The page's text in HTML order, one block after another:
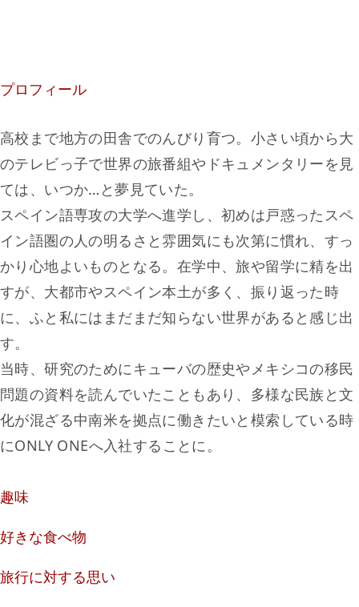
プロフィール
高校まで地方の田舎でのんびり育つ。小さい頃から大
のテレビっ子で世界の旅番組やドキュメンタリーを見
ては、いつか…と夢見ていた。
スペイン語専攻の大学へ進学し、初めは戸惑ったスペ
イン語圏の人の明るさと雰囲気にも次第に慣れ、すっ
かり心地よいものとなる。在学中、旅や留学に精を出
すが、大都市やスペイン本土が多く、振り返った時
に、ふと私にはまだまだ知らない世界があると感じ出
す。
当時、研究のためにキューバの歴史やメキシコの移民
問題の資料を読んでいたこともあり、多様な民族と文
化が混ざる中南米を拠点に働きたいと模索している時
にONLY ONEへ入社することに。
趣味
好きな食べ物
旅行に対する思い